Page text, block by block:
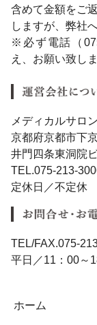
含めて金額をご
しますが、弊社
※必ず電話（
え、お願い致しま
メディカルサロ
京都府京都市下
井門四条東洞院
TEL.075-213-
定休日／不定休
TEL/FAX.075-
平日／11：00～
ホーム